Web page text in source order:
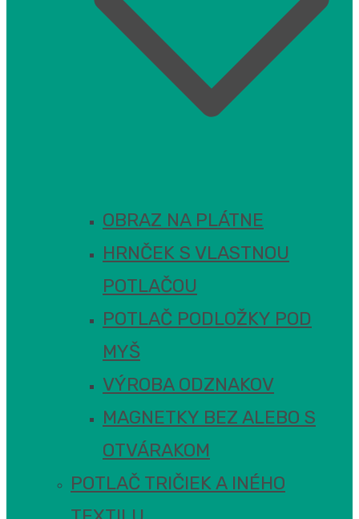
OBRAZ NA PLÁTNE
HRNČEK S VLASTNOU
POTLAČOU
POTLAČ PODLOŽKY POD
MYŠ
VÝROBA ODZNAKOV
MAGNETKY BEZ ALEBO S
OTVÁRAKOM
POTLAČ TRIČIEK A INÉHO